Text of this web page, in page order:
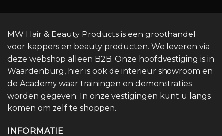
MW Hair & Beauty Products is een groothandel
voor kappers en beauty producten. We leveren via
deze webshop alleen B2B. Onze hoofdvestiging is in
Waardenburg, hier is ook de interieur showroom en
de Academy waar trainingen en demonstraties
worden gegeven. In onze vestigingen kunt u langs
komen om zelf te shoppen.
INFORMATIE